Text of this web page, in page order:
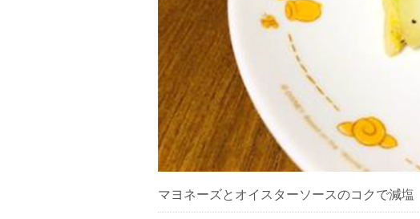
マヨネーズとオイスターソースのコクで減塩